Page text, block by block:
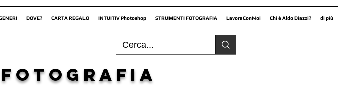
DOVE? CARTA REGALO INTUITIV Photoshop STRUMENTI FOTOGRAFIA LavoraConNoi Chi è Aldo Diazzi? di più
fotografia